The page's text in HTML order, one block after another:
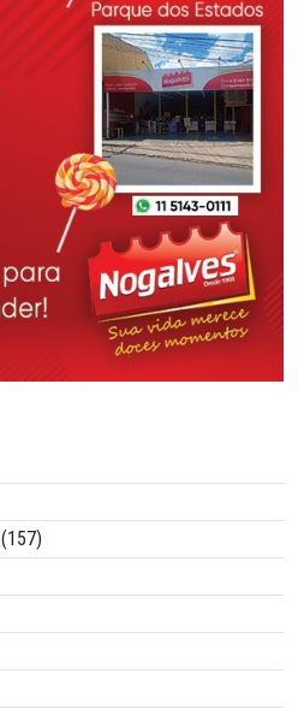
(157)